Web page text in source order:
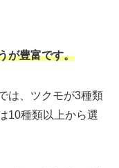
が豊富です。
は、ツクモが3種類
10種類以上から選